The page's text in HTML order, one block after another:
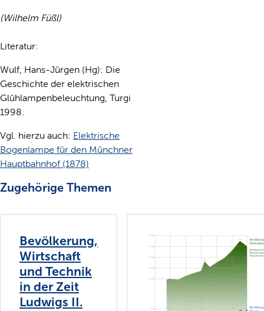
(Wilhelm Füßl)
Literatur:
Wulf, Hans-Jürgen (Hg): Die
Geschichte der elektrischen
Glühlampenbeleuchtung, Turgi
1998.
Vgl. hierzu auch: Elektrische
Bogenlampe für den Münchner
Hauptbahnhof (1878)
Zugehörige Themen
Bevölkerung,
Wirtschaft
und Technik
in der Zeit
Ludwigs II.